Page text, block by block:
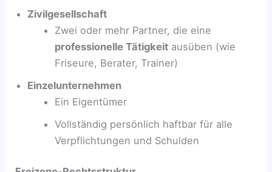
Zivilgesellschaft
Zwei oder mehr Partner, die eine
professionelle Tätigkeitausüben (wie
Friseure, Berater, Trainer)
Einzelunternehmen
Ein Eigentümer
Vollständig persönlich haftbar für alle
Verpflichtungen und Schulden